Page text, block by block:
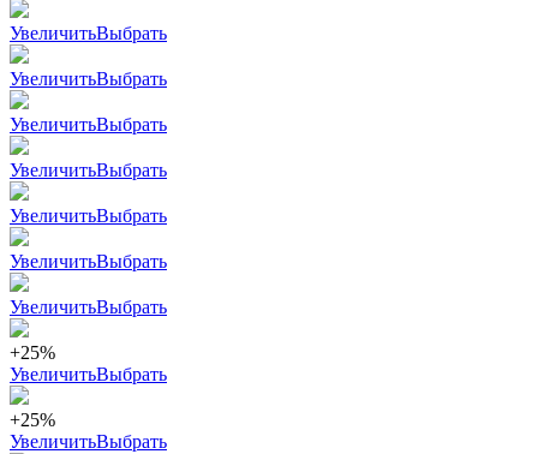
УвеличитьВыбрать
УвеличитьВыбрать
УвеличитьВыбрать
УвеличитьВыбрать
УвеличитьВыбрать
УвеличитьВыбрать
УвеличитьВыбрать
+25%
УвеличитьВыбрать
+25%
УвеличитьВыбрать